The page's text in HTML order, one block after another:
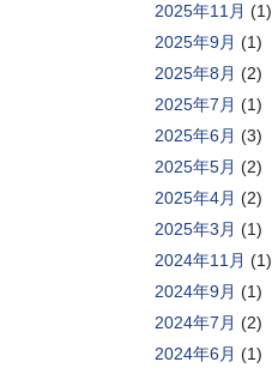
2025年11月 (1)
2025年9月 (1)
2025年8月 (2)
2025年7月 (1)
2025年6月 (3)
2025年5月 (2)
2025年4月 (2)
2025年3月 (1)
2024年11月 (1)
2024年9月 (1)
2024年7月 (2)
2024年6月 (1)